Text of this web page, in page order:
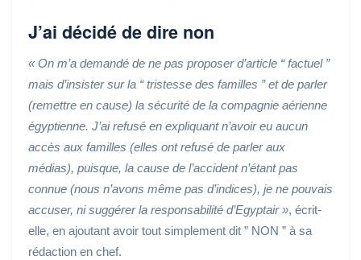
J’ai décidé de dire non
« On m’a demandé de ne pas proposer d’article “ factuel ”
mais d’insister sur la “ tristesse des familles ” et de parler
(remettre en cause) la sécurité de la compagnie aérienne
égyptienne. J’ai refusé en expliquant n’avoir eu aucun
accès aux familles (elles ont refusé de parler aux
médias), puisque, la cause de l’accident n’étant pas
connue (nous n’avons même pas d’indices), je ne pouvais
accuser, ni suggérer la responsabilité d’Egyptair », écrit-
elle, en ajoutant avoir tout simplement dit ” NON ” à sa
rédaction en chef.